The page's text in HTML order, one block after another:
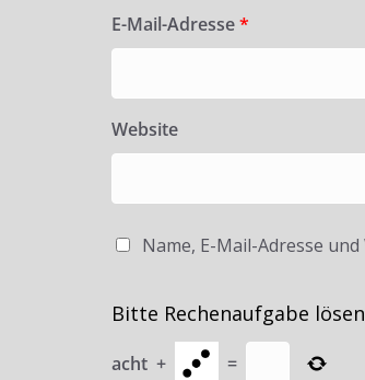
E-Mail-Adresse*
Website
Name, E-Mail-Adresse
Bitte Rechenaufgabe
acht + =